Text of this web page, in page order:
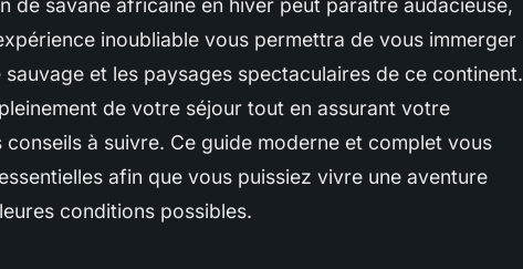
de savane africaine en hiver peut paraître audacieuse,
inoubliable vous permettra de vous immerger
et les paysages spectaculaires de ce continent.
de votre séjour tout en assurant votre
à suivre. Ce guide moderne et complet vous
afin que vous puissiez vivre une aventure
conditions possibles.